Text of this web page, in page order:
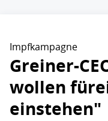
Impfkampagne
Greiner-
wollen
einstehen"